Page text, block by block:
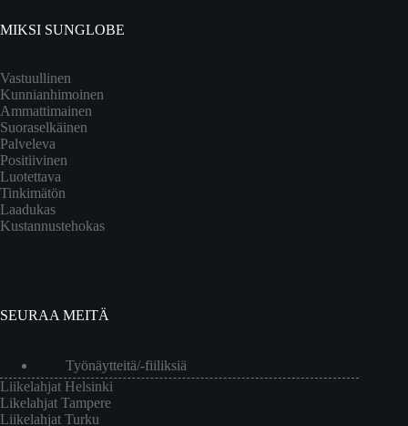
MIKSI SUNGLOBE
Vastuullinen
Kunnianhimoinen
Ammattimainen
Suoraselkäinen
Palveleva
Positiivinen
Luotettava
Tinkimätön
Laadukas
Kustannustehokas
SEURAA MEITÄ
Työnäytteitä/-fiiliksiä
Liikelahjat Helsinki
Likelahjat Tampere
Liikelahjat Turku